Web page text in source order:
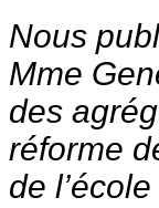
Nous
Mme
des
réforme
de